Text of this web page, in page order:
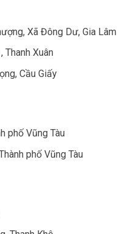
Xã Đông Dư, Gia Lâm
Thanh Xuân
Cầu Giấy
phố Vũng Tàu
phố Vũng Tàu